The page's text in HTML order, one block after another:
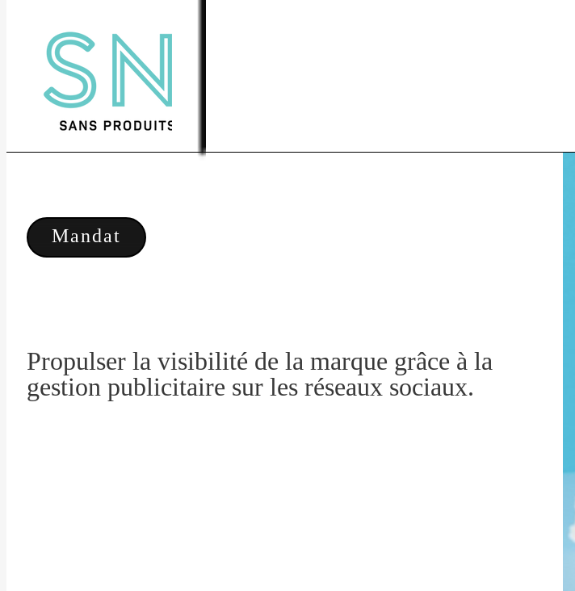
Mandat
Propulser la visibilité de la marque grâce à la
gestion publicitaire sur les réseaux sociaux.